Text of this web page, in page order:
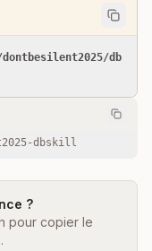
db
dbskill
?
pour copier le